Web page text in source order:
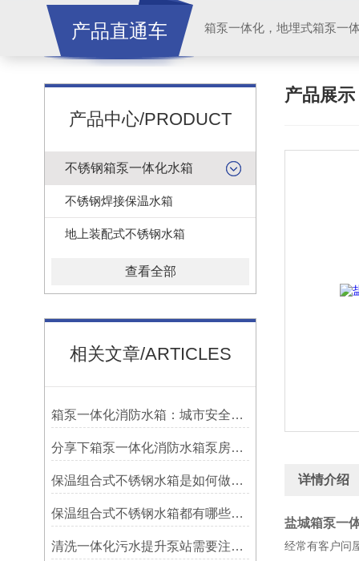
产品直通车
产品中心/PRODUCT
不锈钢箱泵一体化水箱
不锈钢焊接保温水箱
地上装配式不锈钢水箱
查看全部
相关文章/ARTICLES
箱泵一体化消防水箱：城市安全的集成卫士
分享下箱泵一体化消防水箱泵房设计要求
保温组合式不锈钢水箱是如何做到保温效果的？
保温组合式不锈钢水箱都有哪些优点？
清洗一体化污水提升泵站需要注意的问题
产品展示
详情介绍
盐城箱泵一
经常有客户问